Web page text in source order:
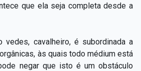
que ela seja completa desde a
vedes, cavalheiro, é subordinada a
às quais todo médium está
negar que isto é um obstáculo